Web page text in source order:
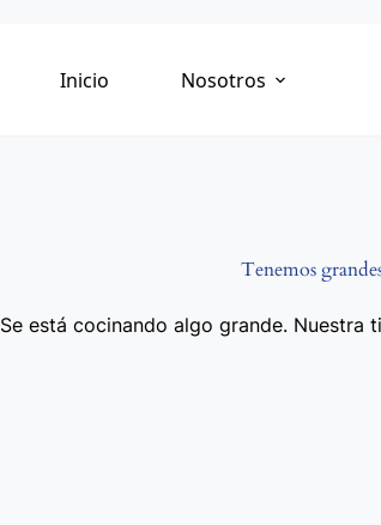
Inicio Nosotros
Tenemos
Se está cocinando algo grande. Nuestra